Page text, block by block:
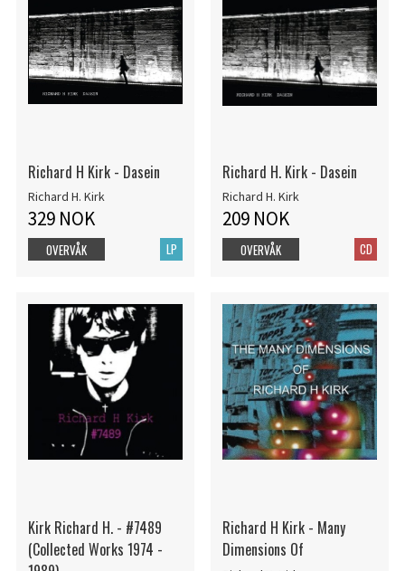
Richard H Kirk - Dasein
Richard H. Kirk
329 NOK
LP
OVERVÅK
Richard H. Kirk - Dasein
Richard H. Kirk
209 NOK
CD
OVERVÅK
Kirk Richard H. - #7489
(Collected Works 1974 -
Richard H Kirk - Many
Dimensions Of